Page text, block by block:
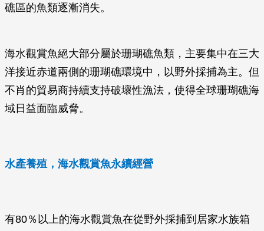
礁區的魚類逐漸消失。
海水觀賞魚絕大部分屬於珊瑚礁魚類，主要集中在三大
洋接近赤道兩側的珊瑚礁環境中，以野外採捕為主。但
不肖的貿易商持續支持破壞性漁法，使得全球珊瑚礁海
域日益面臨威脅。
水產養殖，海水觀賞魚永續經營
有80％以上的海水觀賞魚在從野外採捕到居家水族箱